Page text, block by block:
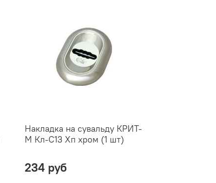
Накладка на сувальду КРИТ-
М Кл-С13 Хп хром (1 шт)
234 руб